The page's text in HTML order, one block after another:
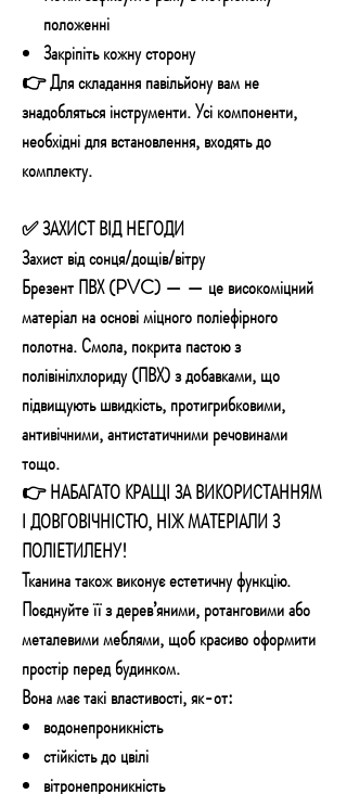
положенні
Закріпіть кожну сторону
👉 Для складання павільйону вам не
знадобляться інструменти. Усі компоненти,
необхідні для встановлення, входять до
комплекту.
✅ ЗАХИСТ ВІД НЕГОДИ
Захист від сонця/дощів/вітру
Брезент ПВХ (PVC) — — це високоміцний
матеріал на основі міцного поліефірного
полотна. Смола, покрита пастою з
полівінілхлориду (ПВХ) з добавками, що
підвищують швидкість, протигрибковими,
антивічними, антистатичними речовинами
тощо.
👉 НАБАГАТО КРАЩІ ЗА ВИКОРИСТАННЯМ
І ДОВГОВІЧНІСТЮ, НІЖ МАТЕРІАЛИ З
ПОЛІЕТИЛЕНУ!
Тканина також виконує естетичну функцію.
Поєднуйте її з дерев’яними, ротанговими або
металевими меблями, щоб красиво оформити
простір перед будинком.
Вона має такі властивості, як-от:
водонепроникність
стійкість до цвілі
вітронепроникність